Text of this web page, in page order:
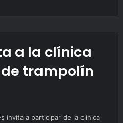
a la clínica
trampolín
invita a participar de la clínica